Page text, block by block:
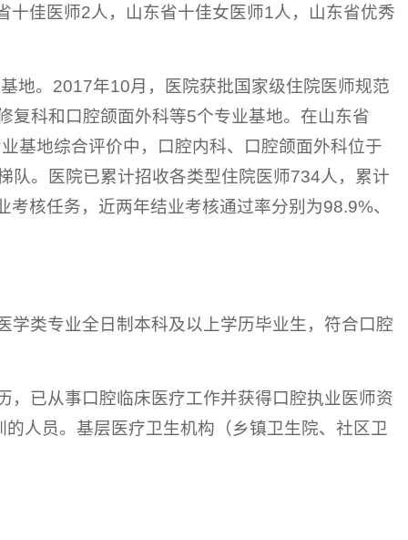
佳医师2人，山东省十佳女医师1人，山东省优秀
地。2017年10月，医院获批国家级住院医师规范
复科和口腔颌面外科等5个专业基地。在山东省
基地综合评价中，口腔内科、口腔颌面外科位于
队。医院已累计招收各类型住院医师734人，累计
核任务，近两年结业考核通过率分别为98.9%、
学类专业全日制本科及以上学历毕业生，符合口腔
，已从事口腔临床医疗工作并获得口腔执业医师资
人员。基层医疗卫生机构（乡镇卫生院、社区卫